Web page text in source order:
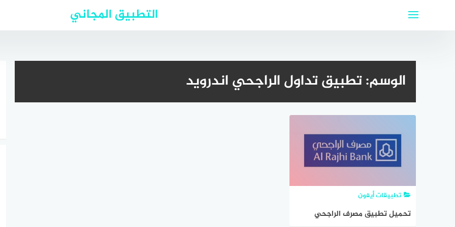
التطبيق المجاني
الوسم:تطبيق تداول الراجحي اندرويد
تطبيقات أيفون
تحميل تطبيق مصرف الراجحي